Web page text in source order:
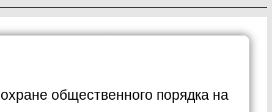
общественного порядка на